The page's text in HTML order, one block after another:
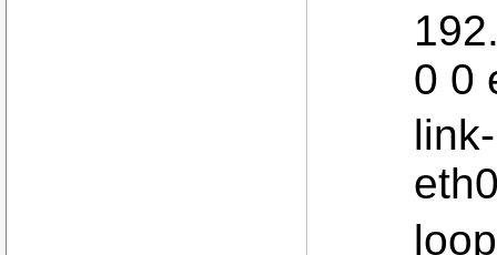
0 0